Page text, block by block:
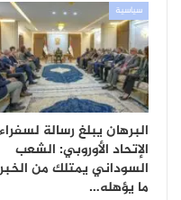
سياسية
البرهان يبلغ رسالة لسفراء
الإتحاد الأوروبي: الشعب
السوداني يمتلك من
ما يؤهله…